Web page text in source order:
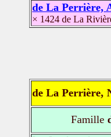
de La Perrière,
× 1424 de La
de La Perrière,
Famille